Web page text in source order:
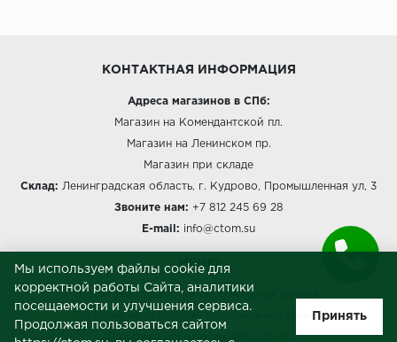
КОНТАКТНАЯ ИНФОРМАЦИЯ
Адреса магазинов в СПб:
Магазин на Комендантской пл.
Магазин на Ленинском пр.
Магазин при складе
Склад: Ленинградская область, г. Кудрово, Промышленная ул, 3
Звоните нам: +7 812 245 69 28
E-mail: info@ctom.su
МЕНЮ
Политика обработки персональных данных
Согласие на обработку персональных данных
Мы используем файлы cookie для
корректной работы Сайта, аналитики
посещаемости и улучшения сервиса.
Продолжая пользоваться сайтом
Принять